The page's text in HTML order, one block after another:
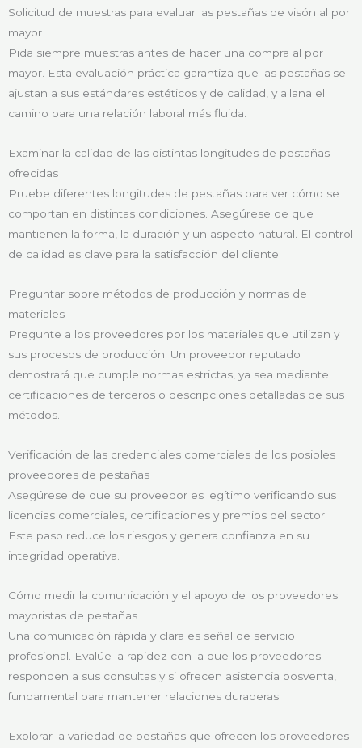
Solicitud de muestras para evaluar las pestañas de visón al por
mayor
Pida siempre muestras antes de hacer una compra al por
mayor. Esta evaluación práctica garantiza que las pestañas se
ajustan a sus estándares estéticos y de calidad, y allana el
camino para una relación laboral más fluida.
Examinar la calidad de las distintas longitudes de pestañas
ofrecidas
Pruebe diferentes longitudes de pestañas para ver cómo se
comportan en distintas condiciones. Asegúrese de que
mantienen la forma, la duración y un aspecto natural. El control
de calidad es clave para la satisfacción del cliente.
Preguntar sobre métodos de producción y normas de
materiales
Pregunte a los proveedores por los materiales que utilizan y
sus procesos de producción. Un proveedor reputado
demostrará que cumple normas estrictas, ya sea mediante
certificaciones de terceros o descripciones detalladas de sus
métodos.
Verificación de las credenciales comerciales de los posibles
proveedores de pestañas
Asegúrese de que su proveedor es legítimo verificando sus
licencias comerciales, certificaciones y premios del sector.
Este paso reduce los riesgos y genera confianza en su
integridad operativa.
Cómo medir la comunicación y el apoyo de los proveedores
mayoristas de pestañas
Una comunicación rápida y clara es señal de servicio
profesional. Evalúe la rapidez con la que los proveedores
responden a sus consultas y si ofrecen asistencia posventa,
fundamental para mantener relaciones duraderas.
Explorar la variedad de pestañas que ofrecen los proveedores